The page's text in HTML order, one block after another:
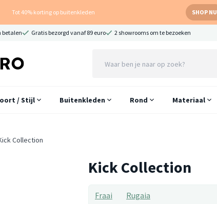
Tot 40% korting op buitenkleden SHOP NU
betalen Gratis bezorgd vanaf 89 euro 2 showrooms om te bezoeken
/ Stijl Buitenkleden Rond Materiaal
Collection
Kick Collection
Fraai Rugaia